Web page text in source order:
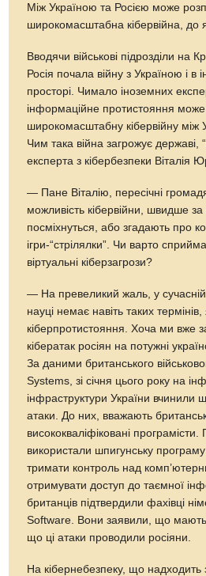
Між Україною та Росією може
широкомасштабна кібервійна, до
Вводячи військові підрозділи на
Росія почала війну з Україною і в
просторі. Чимало іноземних
інформаційне протистояння
широкомасштабну кібервійну між
Чим така війна загрожує державі,
експерта з кібербезпеки Віталія
— Пане Віталію, пересічні
можливість кібервійни, швидше за
посміхнуться, або згадають про
ігри-“стрілялки”. Чи варто
віртуальні кіберзагрози?
— На превеликий жаль, у сучасній
науці немає навіть таких термінів,
кіберпротистояння. Хоча ми вже
кібератак росіян на потужні
За даними британського
Systems, зі січня цього року на
інфраструктури України
атаки. До них, вважають
висококваліфіковані програмісти.
використали шпигунську
тримати контроль­ над
отримувати доступ до таємної
британців підтвердили фахівці
Software. Вони заявили, що мають
що ці атаки проводили росіяни.
На кібернебезпеку, що надходить